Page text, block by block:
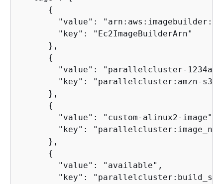
{
"value":
        "key": "Ec2ImageBuilderArn"
      },
{
"value": "parallelcluster-
"key": "parallelcluster:amzn-s3-
      },
{
        "value": "custom-alinux2-image",
"key":
      },
{
        "value": "available",
"key":